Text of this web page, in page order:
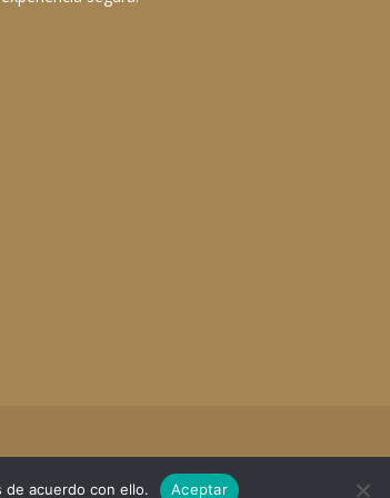
de acuerdo con ello. Aceptar